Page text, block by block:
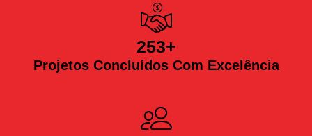
Projetos Concluídos Com Excelência
253+